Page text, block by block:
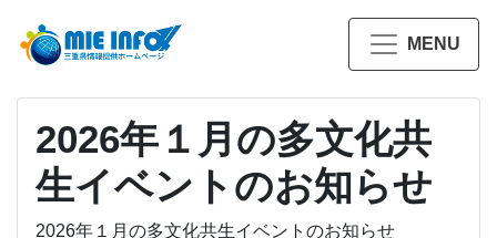
MENU
2026年１月の多文化共
生イベントのお知らせ
2026年１月の多文化共生イベントのお知らせ